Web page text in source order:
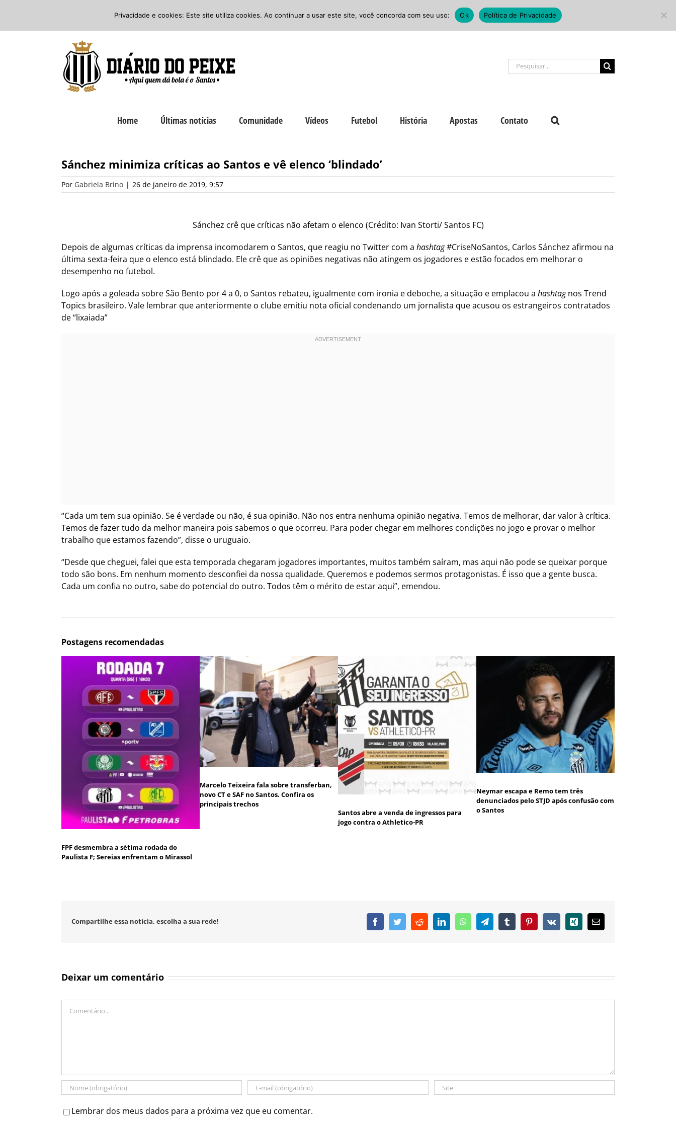
o
Facebook
Instagram
Buscar
resultados
Home Últimas notícias Comunidade Vídeos Futebol História Apostas Contato
Sánchez minimiza críticas ao Santos e vê elenco ‘blindado’
Por Gabriela Brino | 26 de janeiro de 2019, 9:57
Sánchez crê que críticas não afetam o elenco (Crédito: Ivan Storti/ Santos FC)
Depois de algumas críticas da imprensa incomodarem o Santos, que reagiu no Twitter com a hashtag#CriseNoSantos, Carlos Sánchez afirmou na
última sexta-feira que o elenco está blindado. Ele crê que as opiniões negativas não atingem os jogadores e estão focados em melhorar o
desempenho no futebol.
Logo após a goleada sobre São Bento por 4 a 0, o Santos rebateu, igualmente com ironia e deboche, a situação e emplacou a hashtagnos Trend
Topics brasileiro. Vale lembrar que anteriormente o clube emitiu nota oficial condenando um jornalista que acusou os estrangeiros contratados
de “lixaiada”
“Cada um tem sua opinião. Se é verdade ou não, é sua opinião. Não nos entra nenhuma opinião negativa. Temos de melhorar, dar valor à crítica.
Temos de fazer tudo da melhor maneira pois sabemos o que ocorreu. Para poder chegar em melhores condições no jogo e provar o melhor
trabalho que estamos fazendo”, disse o uruguaio.
“Desde que cheguei, falei que esta temporada chegaram jogadores importantes, muitos também saíram, mas aqui não pode se queixar porque
todo são bons. Em nenhum momento desconfiei da nossa qualidade. Queremos e podemos sermos protagonistas. É isso que a gente busca.
Cada um confia no outro, sabe do potencial do outro. Todos têm o mérito de estar aqui”, emendou.
Postagens recomendadas
FPF desmembra a sétima rodada do
Paulista F; Sereias enfrentam o Mirassol
Marcelo Teixeira fala sobre transferban,
novo CT e SAF no Santos. Confira os
principais trechos
Santos abre a venda de ingressos para
jogo contra o Athletico-PR
Neymar escapa e Remo tem três
denunciados pelo STJD após confusão com
o Santos
Compartilhe essa notícia, escolha a sua rede! FacebookTwitterRedditLinkedInWhatsAppTelegramTumblr PinterestVk Xing
E-
mail
Deixar um comentário
Lembrar dos meus dados para a próxima vez que eu comentar.
Privacidade e cookies: Este site utiliza cookies. Ao continuar a usar este site, você concorda com seu uso: Ok Política de Privacidade